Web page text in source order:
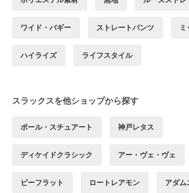
ワイド・バギー ストレートパンツ
ハイライズ ライフスタイル
スラックスを他ショップから探す
ポール・スチュアート 神戸レタス
ディケイドクラシック アー・ヴェ・ヴェ
ビーフラット ロートレアモン アダム